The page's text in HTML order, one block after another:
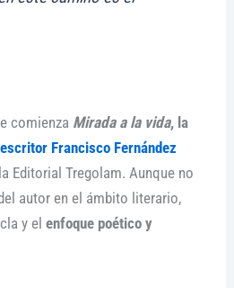
comienza Mirada a la vida, la
escritor Francisco Fernández
Editorial Tregolam. Aunque no
autor en el ámbito literario,
y el enfoque poético y